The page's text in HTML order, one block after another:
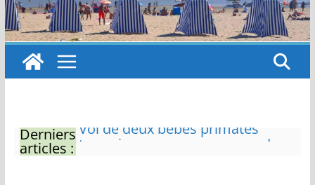
Derniers
articles :
Eau potable : Le préfet de